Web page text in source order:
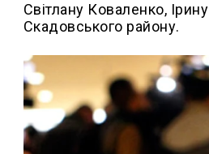
Світлану Коваленко,
Скадовського району.